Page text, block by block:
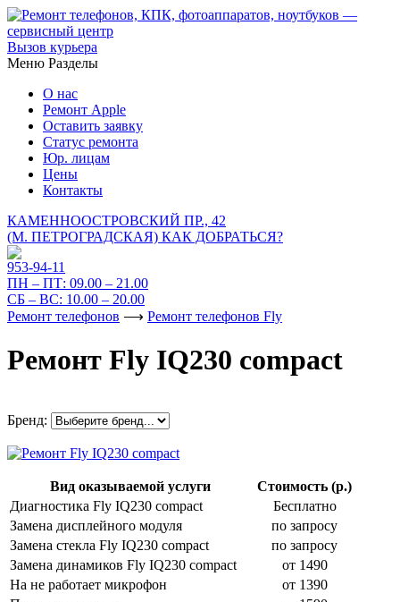
Вызов курьера
Меню Разделы
О нас
Ремонт Apple
Оставить заявку
Статус ремонта
Юр. лицам
Цены
Контакты
КАМЕННООСТРОВСКИЙ ПР., 42
(М. ПЕТРОГРАДСКАЯ) КАК ДОБРАТЬСЯ?
953-94-11
ПН – ПТ: 09.00 – 21.00
СБ – ВС: 10.00 – 20.00
Ремонт телефонов ⟶ Ремонт телефонов Fly
Ремонт Fly IQ230 compact
Бренд:
Вид оказываемой услуги
Стоимость (р.)
Диагностика Fly IQ230 compact
Бесплатно
Замена дисплейного модуля
по запросу
Замена стекла Fly IQ230 compact
по запросу
Замена динамиков Fly IQ230 compact
от 1490
На не работает микрофон
от 1390